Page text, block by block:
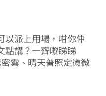
以派上用場，咁你仲
點講？一齊嚟睇睇
雲、晴天普照定微微